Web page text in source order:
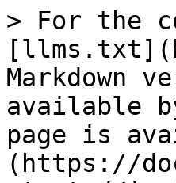
> For the
Markdown
available
page is
(https://